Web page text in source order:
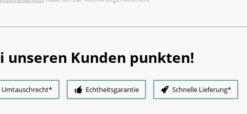
unseren Kunden punkten!
Umtauschrecht* Echtheitsgarantie Schnelle Lieferung*